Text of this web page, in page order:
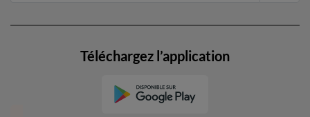
Téléchargez l’application